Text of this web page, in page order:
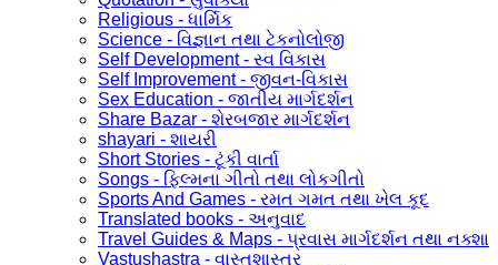
Religious - ધાર્મિક
Science - વિજ્ઞાન તથા ટેકનોલોજી
Self Development - સ્વ વિકાસ
Self Improvement - જીવન-વિકાસ
Sex Education - જાતીય માર્ગદર્શન
Share Bazar - શેરબજાર માર્ગદર્શન
shayari - શાયરી
Short Stories - ટૂંકી વાર્તા
Songs - ફિલ્મના ગીતો તથા લોકગીતો
Sports And Games - રમત ગમત તથા ખેલ કૂદ
Translated books - અનુવાદ
Travel Guides & Maps - પ્રવાસ માર્ગદર્શન તથા નક્શા
Vastushastra - વાસ્તુશાસ્ત્ર